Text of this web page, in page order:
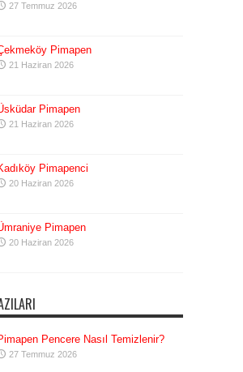
27 Temmuz 2026
Pimapen
21 Haziran 2026
Pimapen
21 Haziran 2026
Pimapenci
20 Haziran 2026
Pimapen
20 Haziran 2026
Pencere Nasıl Temizlenir?
27 Temmuz 2026